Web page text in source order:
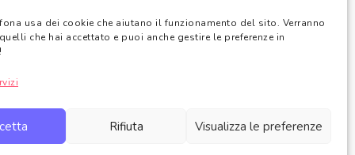
usa dei cookie che aiutano il funzionamento del sito. Verranno
che hai accettato e puoi anche gestire le preferenze in
Rifiuta Visualizza le preferenze
consulenza finanziaria
dei prodotti finanziari trattati.
un guadagno per ciascun acquistoidoneo.